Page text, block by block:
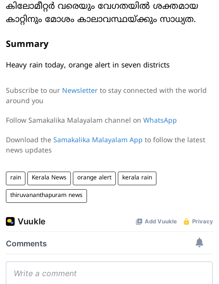
കിലോമീറ്റര്‍ വരെയും വേഗതയില്‍ ശക്തമായ
കാറ്റിനും മോശം കാലാവസ്ഥയ്ക്കും സാധ്യത.
Summary
Heavy rain today, orange alert in seven districts
Subscribe to our Newsletter to stay connected with the world
around you
Follow Samakalika Malayalam channel on WhatsApp
Download the Samakalika Malayalam App to follow the latest
news updates
rain Kerala News orange alert kerala rain
thiruvananthapuram news